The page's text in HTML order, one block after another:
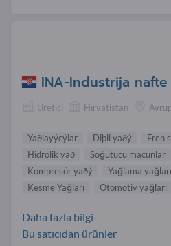
INA-Industrija nafte
Üretici Hırvatistan
Yaðlayýcýlar Diþli yaðý
Fren
Hidrolik yað
Soğutucu macunlar
Kompresör yaðý
Yağlama yağları
Kesme Yağları
Otomotiv yağları
Daha fazla bilgi-
Bu satıcıdan ürünler